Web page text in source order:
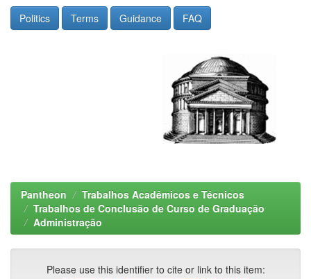
Politics Terms Guidance FAQ
Pantheon
Trabalhos Acadêmicos e Técnicos
Trabalhos de Conclusão de Curso de Graduação
Administração
Please use this identifier to cite or link to this item: